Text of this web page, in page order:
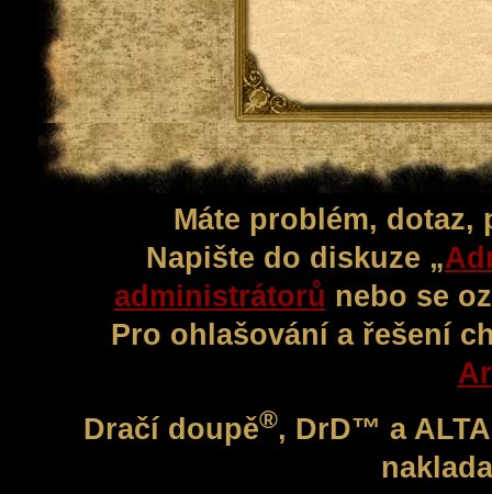
Máte problém,
Napište do diskuze „
administrátorů nebo se
Pro ohlašování a řešení
Dračí doupě®, DrD™ a